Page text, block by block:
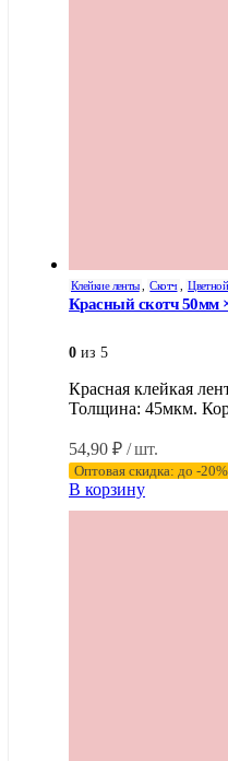
Клейкие ленты, Скотч ,
Красный скотч 50мм
0 из 5
Красная клейкая
Толщина: 45мкм.
54,90 ₽ / шт.
Оптовая скидка: до -20%
В корзину